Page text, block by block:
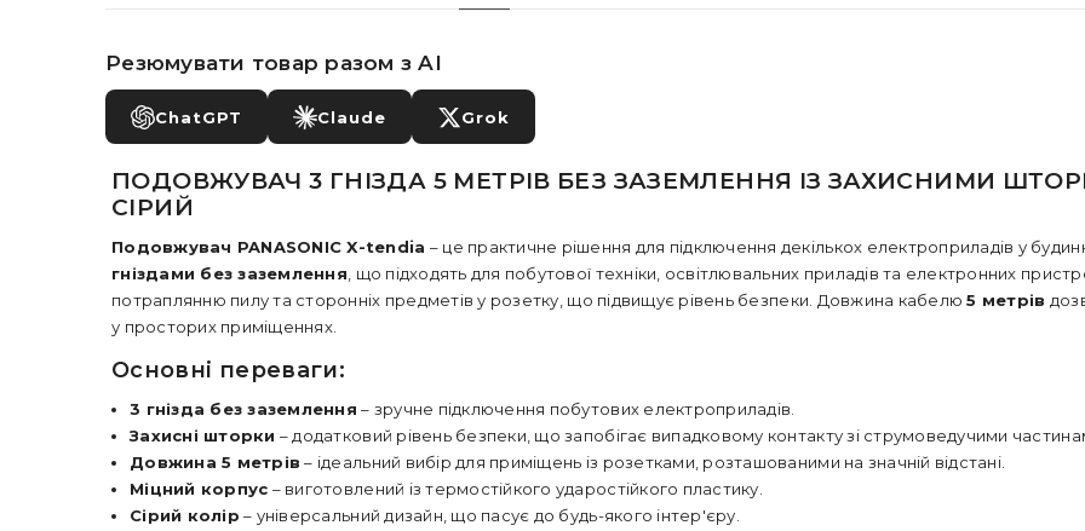
Резюмувати товар разом з AI
ChatGPT Claude Grok
ПОДОВЖУВАЧ 3 ГНІЗДА 5 МЕТРІВ БЕЗ ЗАЗЕМЛЕННЯ ІЗ ЗАХИСНИМИ
СІРИЙ
Подовжувач PANASONIC X-tendia – це практичне рішення для підключення декількох електроприладів у
гніздами без заземлення , що підходять для побутової техніки, освітлювальних приладів та електронних
потраплянню пилу та сторонніх предметів у розетку, що підвищує рівень безпеки. Довжина кабелю5 метрів
у просторих приміщеннях.
Основні переваги:
3 гнізда без заземлення – зручне підключення побутових електроприладів.
Захисні шторки – додатковий рівень безпеки, що запобігає випадковому контакту зі струмоведучими
Довжина 5 метрів – ідеальний вибір для приміщень із розетками, розташованими на значній відстані.
Міцний корпус – виготовлений із термостійкого ударостійкого пластику.
Сірий колір – універсальний дизайн, що пасує до будь-якого інтер'єру.